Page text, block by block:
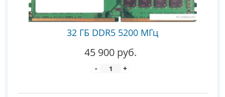
32 ГБ DDR5 5200 МГц
45 900 руб.
- +